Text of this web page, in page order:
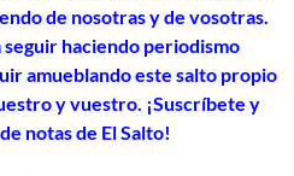
de nosotras y de vosotras.
haciendo periodismo
amueblando este salto propio
y vuestro. ¡Suscríbete y
notas de El Salto!